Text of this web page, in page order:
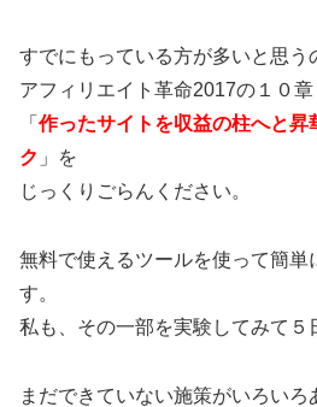
すでにもっている方が多いと思う
アフィリエイト革命2017の１０章
「 作ったサイトを収益の柱へと昇
ク 」を
じっくりごらんください。
無料で使えるツールを使って簡単
す。
私も、その一部を実験してみて５
まだできていない施策がいろいろ